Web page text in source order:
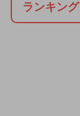
ランキン